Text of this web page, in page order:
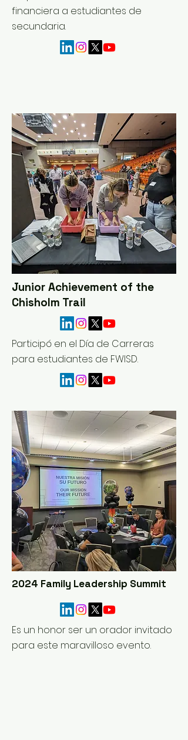
financiera a estudiantes de
secundaria.
Junior Achievement of the
Chisholm Trail
​Participó en el Día de Carreras
para estudiantes de FWISD.
2024 Family Leadership Summit
Es un honor ser un orador invitado
para este maravilloso evento.